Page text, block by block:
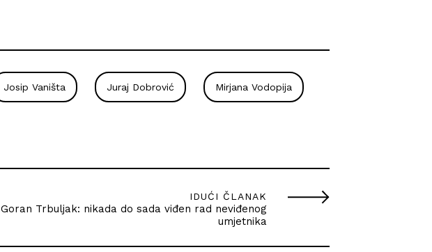
Josip Vaništa Juraj Dobrović Mirjana Vodopija
IDUĆI ČLANAK
Goran Trbuljak: nikada do sada viđen rad neviđenog
umjetnika